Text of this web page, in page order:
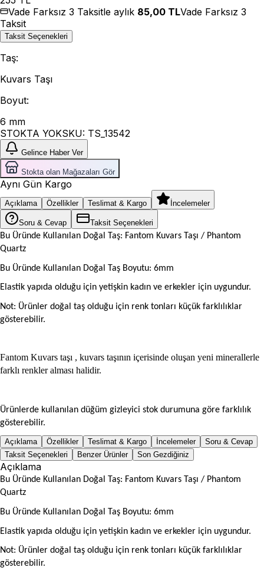
Vade Farksız 3 Taksitle aylık 85,00 TLVade Farksız 3
Taksit
Taksit Seçenekleri
Taş:
Kuvars Taşı
Boyut:
6 mm
STOKTA YOKSKU: TS_13542
Gelince Haber Ver
Stokta olan Mağazaları Gör
Aynı Gün Kargo
Açıklama Özellikler Teslimat & Kargo İncelemeler
Soru & Cevap Taksit Seçenekleri
Bu Üründe Kullanılan Doğal Taş: Fantom Kuvars Taşı / Phantom
Quartz
Bu Üründe Kullanılan Doğal Taş Boyutu: 6mm
Elastik yapıda olduğu için yetişkin kadın ve erkekler için uygundur.
Not: Ürünler doğal taş olduğu için renk tonları küçük farklılıklar
gösterebilir.
Fantom Kuvars taşı , kuvars taşının içerisinde oluşan yeni minerallerle
farklı renkler alması halidir.
Ürünlerde kullanılan düğüm gizleyici stok durumuna göre farklılık
gösterebilir.
Açıklama Özellikler Teslimat & Kargo İncelemeler
Soru & Cevap
Taksit Seçenekleri
Benzer Ürünler Son Gezdiğiniz
Açıklama
Bu Üründe Kullanılan Doğal Taş: Fantom Kuvars Taşı / Phantom
Quartz
Bu Üründe Kullanılan Doğal Taş Boyutu: 6mm
Elastik yapıda olduğu için yetişkin kadın ve erkekler için uygundur.
Not: Ürünler doğal taş olduğu için renk tonları küçük farklılıklar
gösterebilir.